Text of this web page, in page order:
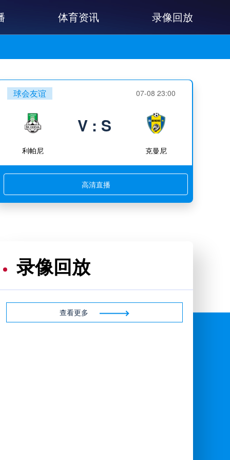
体育资讯 录像回放
球会友谊 07-08 23:00
利帕尼
V : S
克曼尼
高清直播
录像回放
查看更多